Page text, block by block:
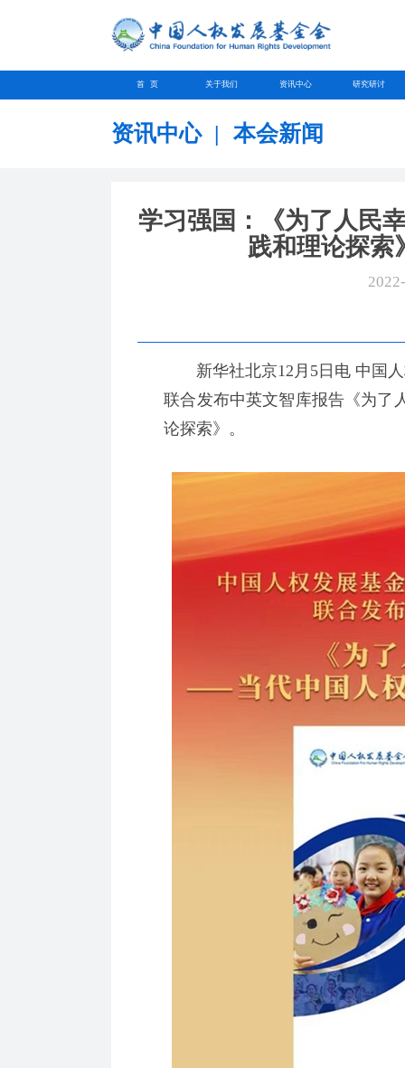
首 页 关于我们 资讯中心 研究研讨
资讯中心 | 本会新闻
学习强国：《为了人民
践和理论探索
新华社北京12月5日电 中国人
联合发布中英文智库报告《为
论探索》。